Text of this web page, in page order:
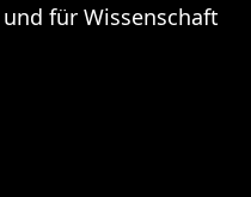
für Wissenschaft